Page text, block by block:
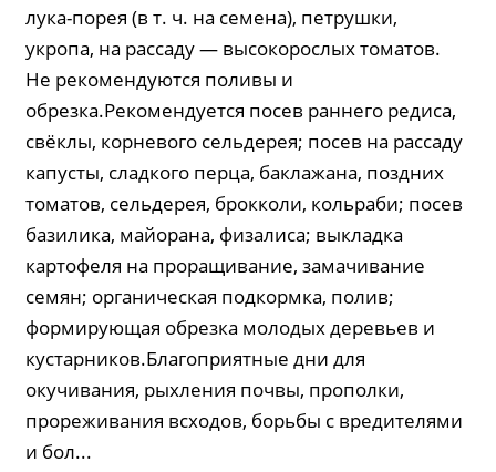
лука-порея (в т. ч. на семена), петрушки,
укропа, на рассаду — высокорослых томатов.
Не рекомендуются поливы и
обрезка.Рекомендуется посев раннего редиса,
свёклы, корневого сельдерея; посев на рассаду
капусты, сладкого перца, баклажана, поздних
томатов, сельдерея, брокколи, кольраби; посев
базилика, майорана, физалиса; выкладка
картофеля на проращивание, замачивание
семян; органическая подкормка, полив;
формирующая обрезка молодых деревьев и
кустарников.Благоприятные дни для
окучивания, рыхления почвы, прополки,
прореживания всходов, борьбы с вредителями
и бол...